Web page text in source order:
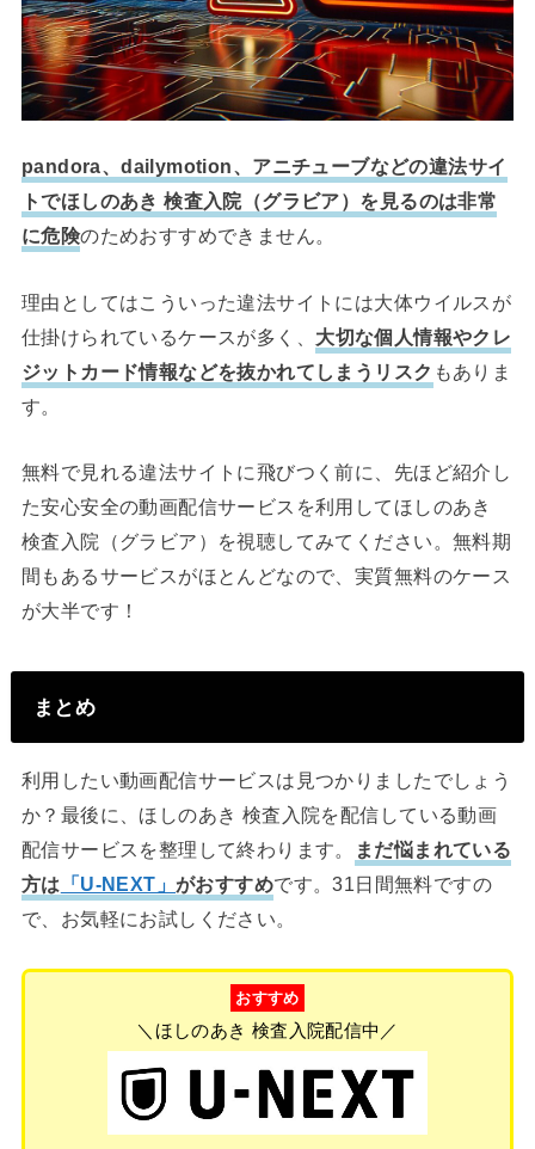
pandora、dailymotion、アニチューブなどの違法サイ
トでほしのあき 検査入院（グラビア）を見るのは非常
に危険のためおすすめできません。
理由としてはこういった違法サイトには大体ウイルスが
仕掛けられているケースが多く、 大切な個人情報やクレ
ジットカード情報などを抜かれてしまうリスク もありま
す。
無料で見れる違法サイトに飛びつく前に、先ほど紹介し
た安心安全の動画配信サービスを利用してほしのあき
検査入院（グラビア）を視聴してみてください。無料期
間もあるサービスがほとんどなので、実質無料のケース
が大半です！
まとめ
利用したい動画配信サービスは見つかりましたでしょう
か？最後に、ほしのあき 検査入院を配信している動画
配信サービスを整理して終わります。
まだ悩まれている
方は 「U-NEXT」がおすすめです。31日間無料ですの
で、お気軽にお試しください。
おすすめ
＼ほしのあき 検査入院配信中／